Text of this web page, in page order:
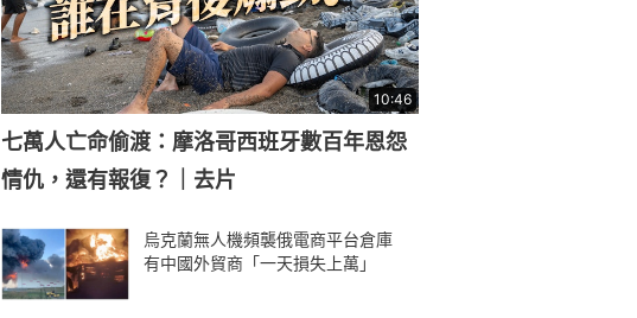
10:46
七萬人亡命偷渡：摩洛哥西班牙數百年恩怨
情仇，還有報復？｜去片
烏克蘭無人機頻襲俄電商平台倉庫
有中國外貿商「一天損失上萬」